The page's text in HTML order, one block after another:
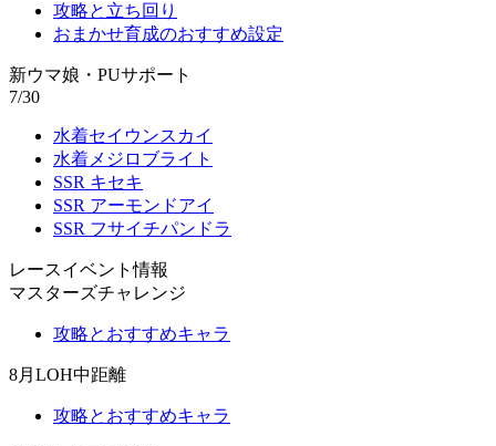
攻略と立ち回り
おまかせ育成のおすすめ設定
新ウマ娘・PUサポート
7/30
水着セイウンスカイ
水着メジロブライト
SSR キセキ
SSR アーモンドアイ
SSR フサイチパンドラ
レースイベント情報
マスターズチャレンジ
攻略とおすすめキャラ
8月LOH中距離
攻略とおすすめキャラ